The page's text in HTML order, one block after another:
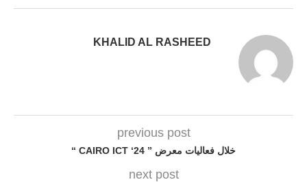
KHALID AL RASHEED
previous post
خلال فعاليات معرض ” 24‘ CAIRO ICT “
next post